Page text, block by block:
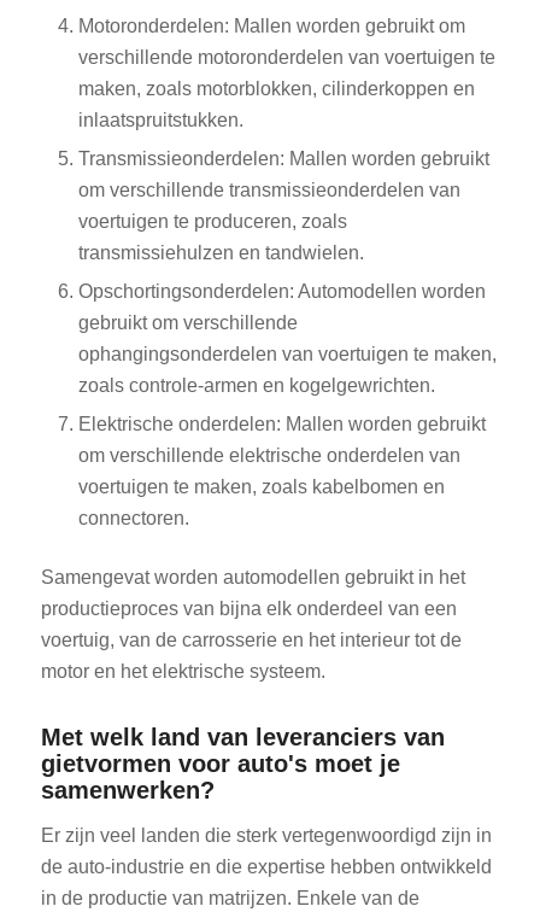
Motoronderdelen: Mallen worden gebruikt om
verschillende motoronderdelen van voertuigen te
maken, zoals motorblokken, cilinderkoppen en
inlaatspruitstukken.
Transmissieonderdelen: Mallen worden gebruikt
om verschillende transmissieonderdelen van
voertuigen te produceren, zoals
transmissiehulzen en tandwielen.
Opschortingsonderdelen: Automodellen worden
gebruikt om verschillende
ophangingsonderdelen van voertuigen te maken,
zoals controle-armen en kogelgewrichten.
Elektrische onderdelen: Mallen worden gebruikt
om verschillende elektrische onderdelen van
voertuigen te maken, zoals kabelbomen en
connectoren.
Samengevat worden automodellen gebruikt in het
productieproces van bijna elk onderdeel van een
voertuig, van de carrosserie en het interieur tot de
motor en het elektrische systeem.
Met welk land van leveranciers van
gietvormen voor auto's moet je
samenwerken?
Er zijn veel landen die sterk vertegenwoordigd zijn in
de auto-industrie en die expertise hebben ontwikkeld
in de productie van matrijzen. Enkele van de